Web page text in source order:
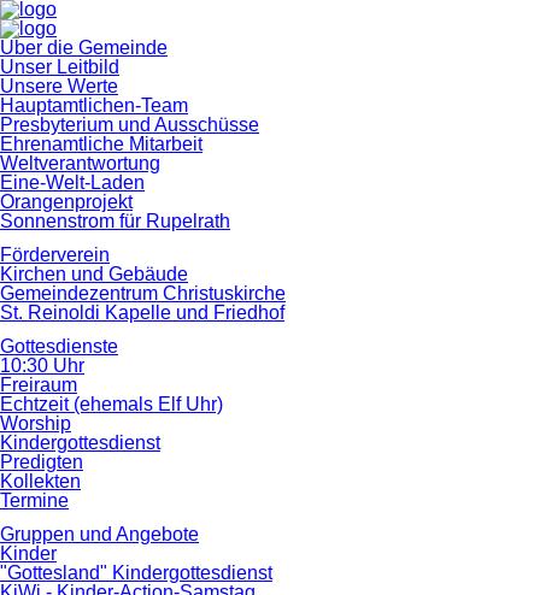
Navigation
überspringen
Über die Gemeinde
Unser Leitbild
Unsere Werte
Hauptamtlichen-Team
Presbyterium und Ausschüsse
Ehrenamtliche Mitarbeit
Weltverantwortung
Eine-Welt-Laden
Orangenprojekt
Sonnenstrom für Rupelrath
Förderverein
Kirchen und Gebäude
Gemeindezentrum Christuskirche
St. Reinoldi Kapelle und Friedhof
Gottesdienste
10:30 Uhr
Freiraum
Echtzeit (ehemals Elf Uhr)
Worship
Kindergottesdienst
Predigten
Kollekten
Termine
Gruppen und Angebote
Kinder
"Gottesland" Kindergottesdienst